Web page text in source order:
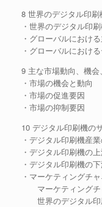
8 世界のデジタル印
・世界のデジタル印
・グローバルにおけ
・グローバルにおけ
9 主な市場動向、機
・市場の機会と動向
・市場の促進要因
・市場の抑制要因
10 デジタル印刷機の
・デジタル印刷機産
・デジタル印刷機の
・デジタル印刷機の
・マーケティングチ
マーケティングチ
世界のデジタル印